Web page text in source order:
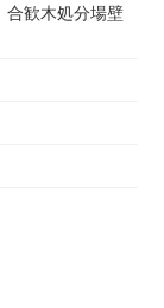
歓木処分場壁